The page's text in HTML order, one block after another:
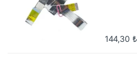
144,30 ₺